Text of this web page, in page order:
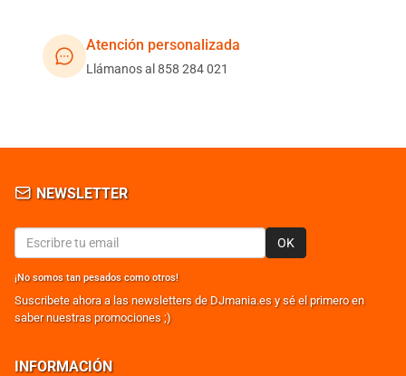
Atención personalizada
Llámanos al 858 284 021
NEWSLETTER
OK
¡No somos tan pesados como otros!
Suscribete ahora a las newsletters de DJmania.es y sé el primero en
saber nuestras promociones ;)
INFORMACIÓN